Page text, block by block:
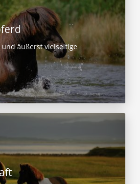
und äußerst vielseitige